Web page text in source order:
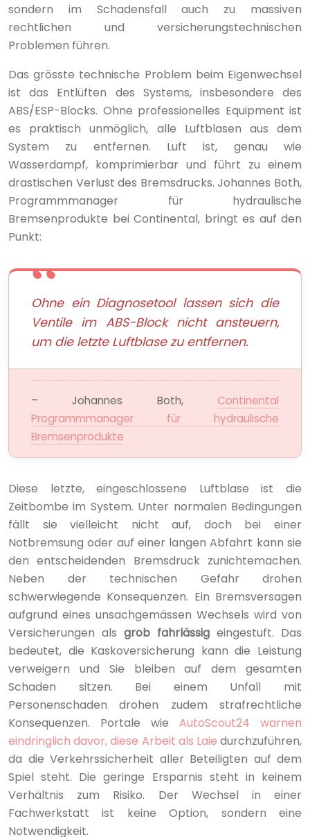
sondern im Schadensfall auch zu massiven
rechtlichen und versicherungstechnischen
Problemen führen.
Das grösste technische Problem beim Eigenwechsel
ist das Entlüften des Systems, insbesondere des
ABS/ESP-Blocks. Ohne professionelles Equipment ist
es praktisch unmöglich, alle Luftblasen aus dem
System zu entfernen. Luft ist, genau wie
Wasserdampf, komprimierbar und führt zu einem
drastischen Verlust des Bremsdrucks. Johannes Both,
Programmmanager für hydraulische
Bremsenprodukte bei Continental, bringt es auf den
Punkt:
Ohne ein Diagnosetool lassen sich die
Ventile im ABS-Block nicht ansteuern,
um die letzte Luftblase zu entfernen.
– Johannes Both, Continental
Programmmanager für hydraulische
Bremsenprodukte
Diese letzte, eingeschlossene Luftblase ist die
Zeitbombe im System. Unter normalen Bedingungen
fällt sie vielleicht nicht auf, doch bei einer
Notbremsung oder auf einer langen Abfahrt kann sie
den entscheidenden Bremsdruck zunichtemachen.
Neben der technischen Gefahr drohen
schwerwiegende Konsequenzen. Ein Bremsversagen
aufgrund eines unsachgemässen Wechsels wird von
Versicherungen als grob fahrlässig eingestuft. Das
bedeutet, die Kaskoversicherung kann die Leistung
verweigern und Sie bleiben auf dem gesamten
Schaden sitzen. Bei einem Unfall mit
Personenschaden drohen zudem strafrechtliche
Konsequenzen. Portale wie AutoScout24 warnen
eindringlich davor, diese Arbeit als Laie durchzuführen,
da die Verkehrssicherheit aller Beteiligten auf dem
Spiel steht. Die geringe Ersparnis steht in keinem
Verhältnis zum Risiko. Der Wechsel in einer
Fachwerkstatt ist keine Option, sondern eine
Notwendigkeit.